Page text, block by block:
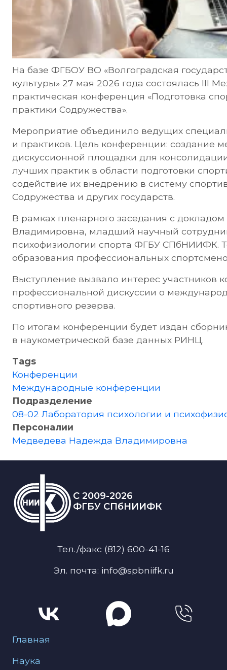
На базе ФГБОУ ВО «Волгоградская
культуры» 27 мая 2026 года состоялась III
практическая конференция «Подготовка
практики Содружества».
Мероприятие объединило ведущих
и практиков. Цель конференции: создание
дискуссионной площадки для
лучших практик в области подготовки
содействие их внедрению в систему
Содружества и других государств.
В рамках пленарного заседания с
Владимировна, младший научный
психофизиологии спорта ФГБУ СПбНИИФК.
образования профессиональных
Выступление вызвало интерес участников
профессиональной дискуссии о
спортивного резерва.
По итогам конференции будет издан
в наукометрической базе данных РИНЦ.
Tags
Конференции
Международные конференции
Подразделение
08-02 Лаборатория психологии и
Персоналии
Медведева Надежда Владимировна
C 2009-2026
ФГБУ СПбНИИФК
Тел./факс (812) 600-41-16
Эл. почта: info@spbniifk.ru
Меню для подвала
Главная
Наука